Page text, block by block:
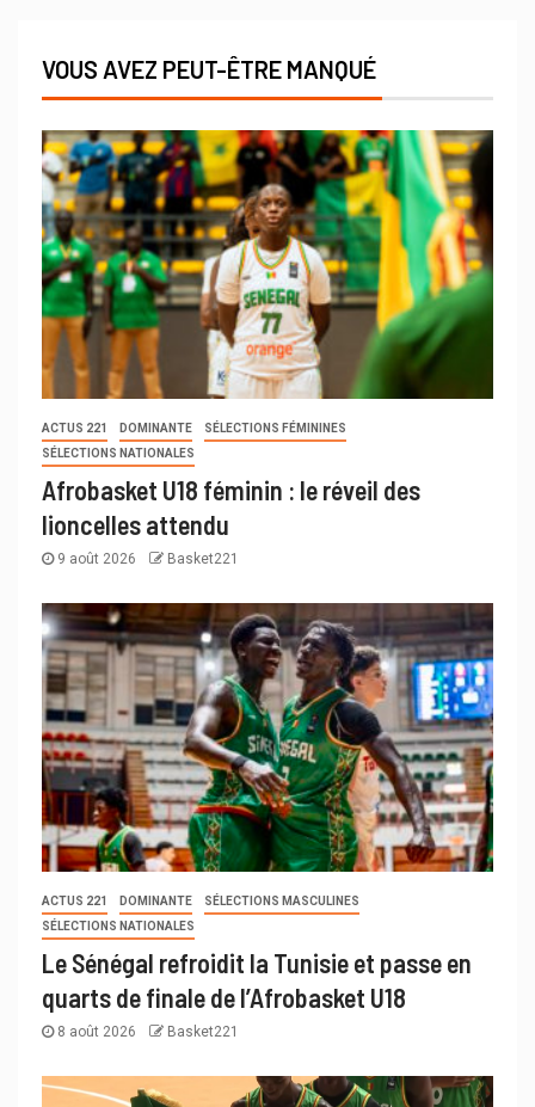
VOUS AVEZ PEUT-ÊTRE MANQUÉ
ACTUS 221 DOMINANTE
SÉLECTIONS FÉMININES
SÉLECTIONS NATIONALES
Afrobasket U18 féminin : le réveil des
lioncelles attendu
9 août 2026 Basket221
ACTUS 221 DOMINANTE
SÉLECTIONS MASCULINES
SÉLECTIONS NATIONALES
Le Sénégal refroidit la Tunisie et passe en
quarts de finale de l’Afrobasket U18
8 août 2026 Basket221